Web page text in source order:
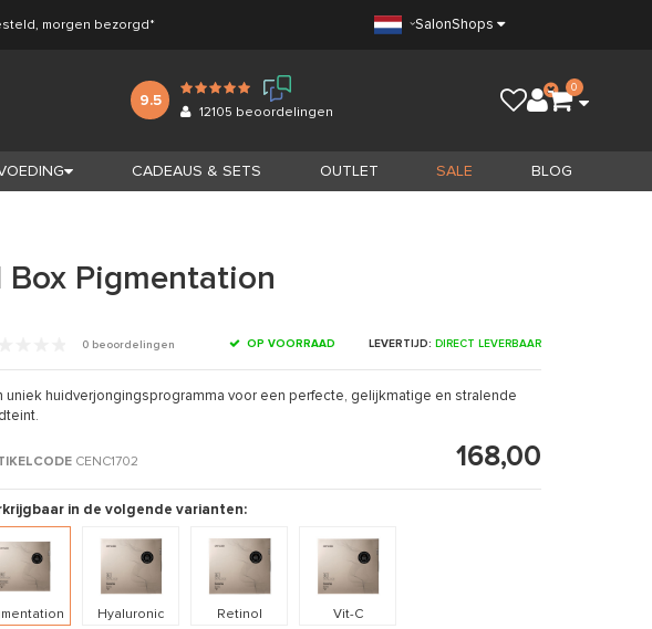
morgen bezorgd* SalonShops
9.5
12105 beoordelingen
0
CADEAUS & SETS OUTLET SALE BLOG
Box Pigmentation
0 beoordelingen OP VOORRAAD LEVERTIJD: DIRECT LEVERBAAR
uniek huidverjongingsprogramma voor een perfecte, gelijkmatige en stralende
CENC1702 168,00
in de volgende varianten:
Hyaluronic Retinol Vit-C